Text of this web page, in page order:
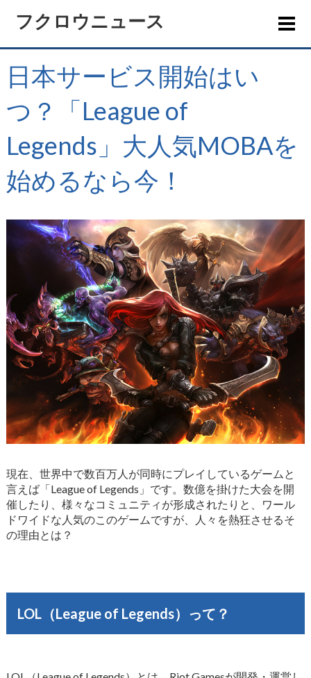
フクロウニュース
日本サービス開始はい
つ？「League of
Legends」大人気MOBAを
始めるなら今！
現在、世界中で数百万人が同時にプレイしているゲームと
言えば「League of Legends」です。数億を掛けた大会を開
催したり、様々なコミュニティが形成されたりと、ワール
ドワイドな人気のこのゲームですが、人々を熱狂させるそ
の理由とは？
LOL（League of Legends）って？